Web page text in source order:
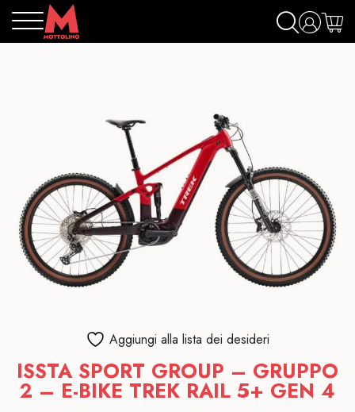
Aggiungi alla lista dei desideri
ISSTA SPORT GROUP – GRUPPO
2 – E-BIKE TREK RAIL 5+ GEN 4